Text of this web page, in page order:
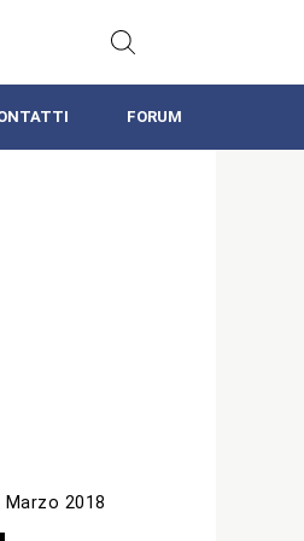
FORUM
Marzo 2018